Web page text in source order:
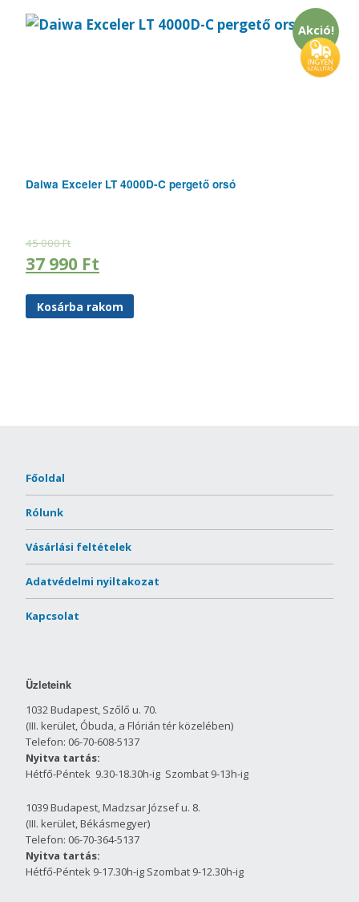
Akció!
Daiwa Exceler LT 4000D-C pergető orsó
45 000Ft
37 990 Ft
Kosárba rakom
Főoldal
Rólunk
Vásárlási feltételek
Adatvédelmi nyiltakozat
Kapcsolat
Üzleteink
1032 Budapest, Szőlő u. 70.
(III. kerület, Óbuda, a Flórián tér közelében)
Telefon: 06-70-608-5137
Nyitva tartás:
Hétfő-Péntek 9.30-18.30h-ig Szombat 9-13h-ig
1039 Budapest, Madzsar József u. 8.
(III. kerület, Békásmegyer)
Telefon: 06-70-364-5137
Nyitva tartás:
Hétfő-Péntek 9-17.30h-ig Szombat 9-12.30h-ig